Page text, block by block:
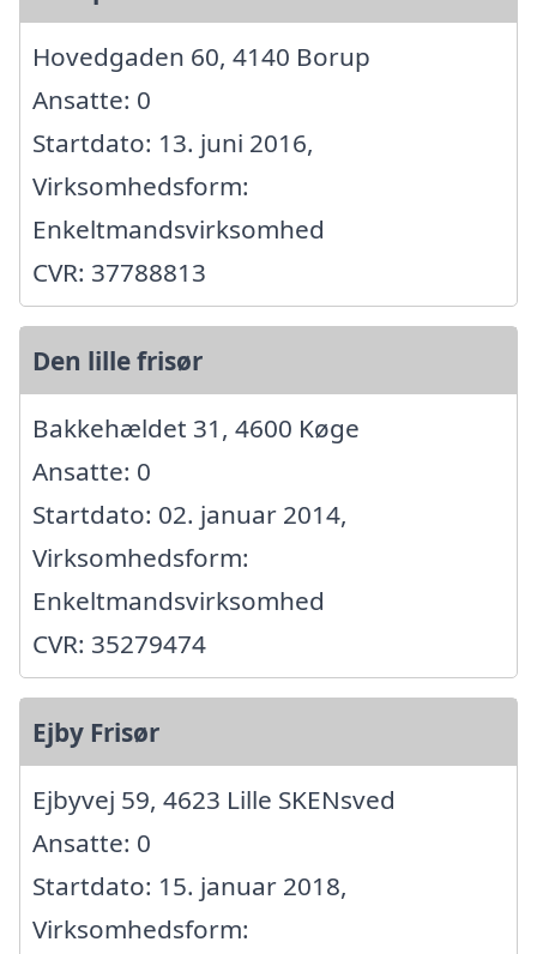
Hovedgaden 60, 4140 Borup
Ansatte: 0
Startdato: 13. juni 2016,
Virksomhedsform:
Enkeltmandsvirksomhed
CVR: 37788813
Den lille frisør
Bakkehældet 31, 4600 Køge
Ansatte: 0
Startdato: 02. januar 2014,
Virksomhedsform:
Enkeltmandsvirksomhed
CVR: 35279474
Ejby Frisør
Ejbyvej 59, 4623 Lille SKENsved
Ansatte: 0
Startdato: 15. januar 2018,
Virksomhedsform: